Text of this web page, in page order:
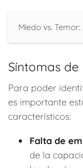
Miedo vs.
Síntomas
Para poder
es importante
característicos:
Falta de
de la